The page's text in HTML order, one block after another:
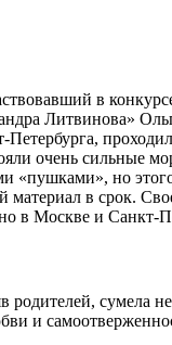
в
Литвинова»
очень
но
в срок.
в Москве и Санкт-
сумела
и